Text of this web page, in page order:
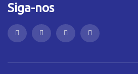
Siga-nos